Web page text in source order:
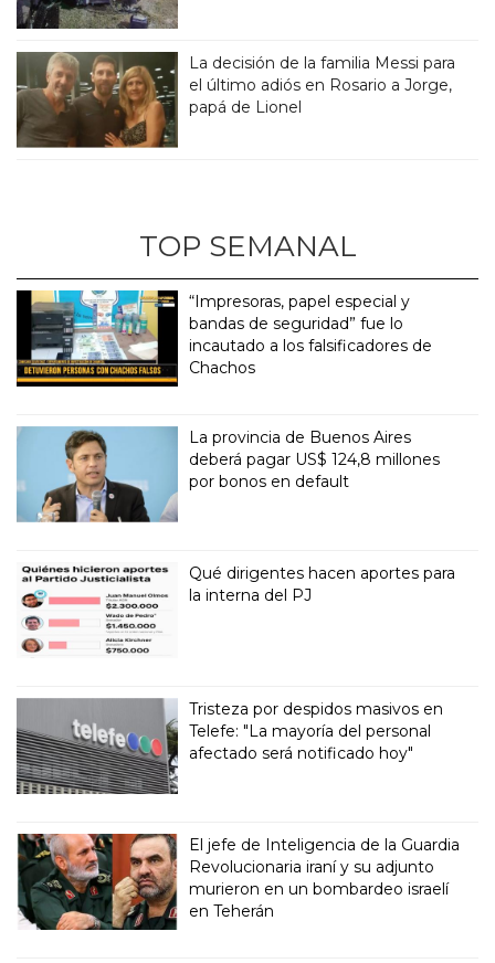
La decisión de la familia Messi para
el último adiós en Rosario a Jorge,
papá de Lionel
TOP SEMANAL
“Impresoras, papel especial y
bandas de seguridad” fue lo
incautado a los falsificadores de
Chachos
La provincia de Buenos Aires
deberá pagar US$ 124,8 millones
por bonos en default
Qué dirigentes hacen aportes para
la interna del PJ
Tristeza por despidos masivos en
Telefe: "La mayoría del personal
afectado será notificado hoy"
El jefe de Inteligencia de la Guardia
Revolucionaria iraní y su adjunto
murieron en un bombardeo israelí
en Teherán